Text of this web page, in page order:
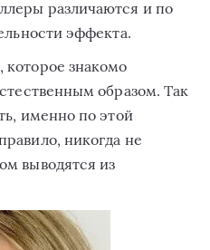
различаются и по
эффекта.
которое знакомо
образом. Так
именно по этой
никогда не
выводятся из